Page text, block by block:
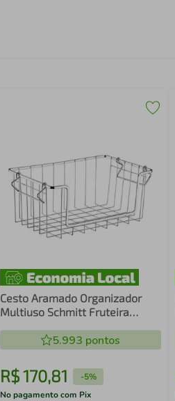
Cesto Aramado Organizador
Multiuso Schmitt Fruteira
5.993 pontos
R$170,81 -5%
No pagamento com Pix